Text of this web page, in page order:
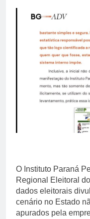
O Instituto Paraná
Regional Eleitoral
dados eleitorais
cenário no Estado
apurados pela